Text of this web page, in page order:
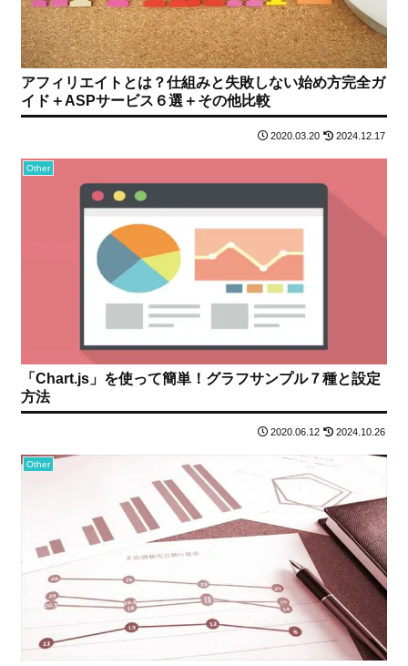
アフィリエイトとは？仕組みと失敗しない始め方完全ガ
イド＋ASPサービス６選＋その他比較
2020.03.20 2024.12.17
Other
「Chart.js」を使って簡単！グラフサンプル７種と設定
方法
2020.06.12 2024.10.26
Other